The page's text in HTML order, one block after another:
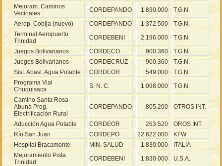
Mejoram. Caminos
Vecinales
CORDEPANDO 1.830.000
T.G.N.
Aerop. Cobija (nuevo)
CORDEPANDO 1.372.500
T.G.N.
Terminal Aeropuerto
Trinidad
CORDEBENI 2.196.000
T.G.N.
Juegos Bolivarianos
CORDECO 900.360
T.G.N.
Juegos Bolivarianos
CORDECRUZ 900.360
T.G.N.
Sist. Abast. Agua Potable
CORDEOR 549.000
T.G.N.
Programa Vial
Chuquisaca
S. N. C. 1.098.000
T.G.N.
Camino Santa Rosa -
Abuná Prog.
Electrificación Rural
CORDEPANDO 805.200 OTROS INT.
Aducción Agua Potable CORDEOR 263.520
OROS INT.
Río San Juan
CORDEPO 22.622.000
KFW
Hospital Bracamonte
MIN. SALUD 1.830.000
ITALIA
Mejoramiento Pista
Trinidad
CORDEBENI 1.830.000
U.S.A.